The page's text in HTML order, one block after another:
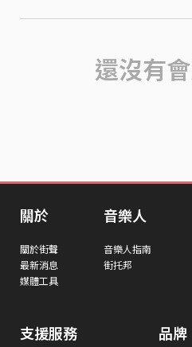
還沒有
關於
關於街聲
最新消息
媒體工具
音樂人
音樂人指南
街托邦
支援服務 品牌